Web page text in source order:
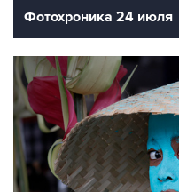
Фотохроника 24 июля